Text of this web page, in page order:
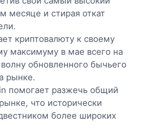
месяце и стирая откат
криптовалюту к своему
максимуму в мае всего на
обновленного бычьего
рынке.
помогает разжечь общий
что исторически
более широких